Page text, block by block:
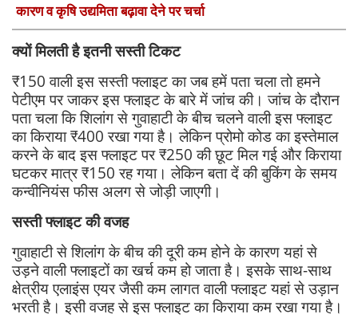
कारण व कृषि उद्यमिता बढ़ावा देने पर चर्चा
क्यों मिलती है इतनी सस्ती टिकट
₹150 वाली इस सस्ती फ्लाइट का जब हमें पता चला तो हमने
पेटीएम पर जाकर इस फ्लाइट के बारे में जांच की। जांच के दौरान
पता चला कि शिलांग से गुवाहाटी के बीच चलने वाली इस फ्लाइट
का किराया ₹400 रखा गया है। लेकिन प्रोमो कोड का इस्तेमाल
करने के बाद इस फ्लाइट पर ₹250 की छूट मिल गई और किराया
घटकर मात्र ₹150 रह गया। लेकिन बता दें की बुकिंग के समय
कन्वीनियंस फीस अलग से जोड़ी जाएगी।
सस्ती फ्लाइट की वजह
गुवाहाटी से शिलांग के बीच की दूरी कम होने के कारण यहां से
उड़ने वाली फ्लाइटों का खर्च कम हो जाता है। इसके साथ-साथ
क्षेत्रीय एलाइंस एयर जैसी कम लागत वाली फ्लाइट यहां से उड़ान
भरती है। इसी वजह से इस फ्लाइट का किराया कम रखा गया है।